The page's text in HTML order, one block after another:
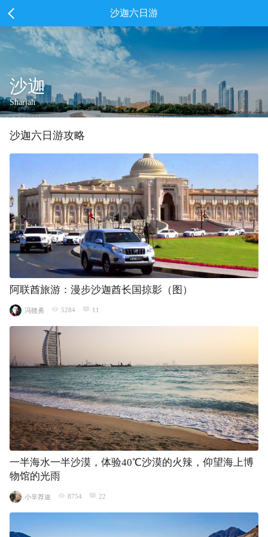
沙迦六日游
沙迦
Sharjah
沙迦六 日游攻略
阿联酋旅游：漫步沙迦酋长国掠影（图）
冯赣勇 5284 11
一半海水一半沙漠，体验40℃沙漠的火辣，仰望海上博
物馆的光雨
小辛荐途 8754 22